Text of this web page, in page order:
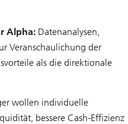
Alpha: Datenanalysen,
Veranschaulichung der
als die direktionale
wollen individuelle
bessere Cash-Effizienz